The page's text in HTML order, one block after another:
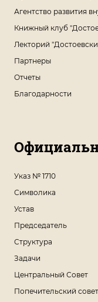
Агентство развития
Книжный клуб
Лекторий
Партнеры
Отчеты
Благодарности
Указ № 1710
Символика
Устав
Председатель
Структура
Задачи
Центральный Совет
Попечительский совет